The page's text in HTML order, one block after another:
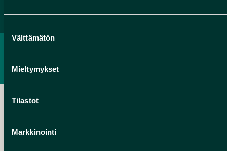
valinta
Välttämätön
Mieltymykset
Tilastot
Markkinointi